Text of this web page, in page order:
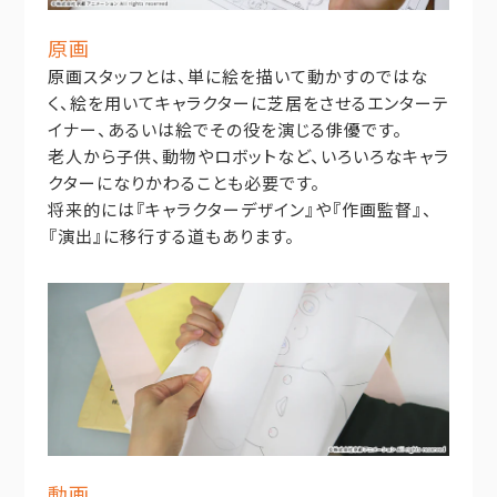
原画
原画スタッフとは、単に絵を描いて動かすのではな
く、絵を用いてキャラクターに芝居をさせるエンターテ
イナー、あるいは絵でその役を演じる俳優です。
老人から子供、動物やロボットなど、いろいろなキャラ
クターになりかわることも必要です。
将来的には『キャラクターデザイン』や『作画監督』、
『演出』に移行する道もあります。